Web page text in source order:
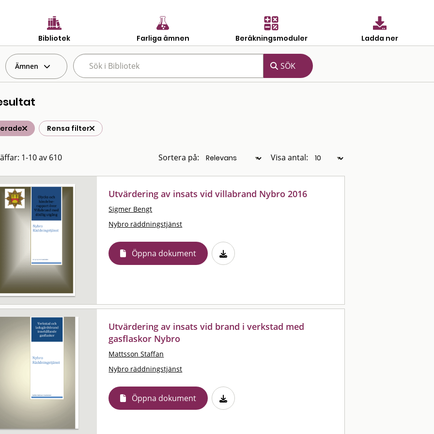
Bibliotek Farliga ämnen Beräkningsmoduler Ladda ner
Ämnen
Rensa filter
1-10 av 610 Sortera på: Visa antal:
Utvärdering av insats vid villabrand Nybro 2016
Sigmer Bengt
Nybro räddningstjänst
Öppna dokument
Utvärdering av insats vid brand i verkstad med
gasflaskor Nybro
Mattsson Staffan
Nybro räddningstjänst
Öppna dokument